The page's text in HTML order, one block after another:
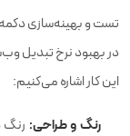
در بهبود نرخ تبدیل
این کار اشاره می‌کنیم:
رنگ و طراحی: رنگ